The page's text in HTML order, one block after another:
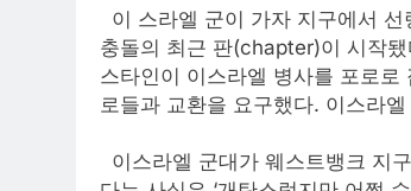
이 스라엘 군이 가자 지구에서
충돌의 최근 판(chapter)이 시작
스타인이 이스라엘 병사를 포로
로들과 교환을 요구했다. 이스라
이스라엘 군대가 웨스트뱅크 지